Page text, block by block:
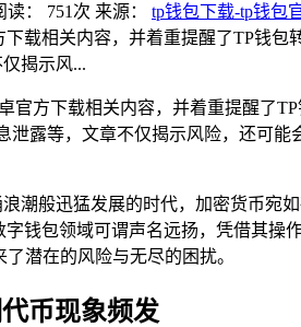
读： 751 次 来源： tp钱包下载-tp钱包
载相关内容，并着重提醒了TP钱
揭示风...
官方下载相关内容，并着重提醒了
泄露等，文章不仅揭示风险，还可
潮般迅猛发展的时代，加密货币宛
字钱包领域可谓声名远扬，凭借其
潜在的风险与无尽的困扰。
币现象频发